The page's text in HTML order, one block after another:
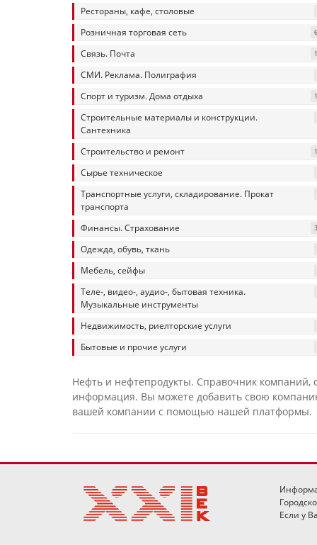
Рестораны, кафе, столовые
Розничная торговая сеть
Связь. Почта
СМИ. Реклама. Полиграфия
Спорт и туризм. Дома отдыха
Строительные материалы и конструкции.
Сантехника
Строительство и ремонт
Сырье техническое
Транспортные услуги, складирование. Прокат
транспорта
Финансы. Страхование
Одежда, обувь, ткань
Мебель, сейфы
Теле-, видео-, аудио-, бытовая техника.
Музыкальные инструменты
Недвижимость, риелторские услуги
Бытовые и прочие услуги
Нефть и нефтепродукты. Справочник компаний,
информация. Вы можете добавить свою
вашей компании с помощью нашей платформы.
Если у